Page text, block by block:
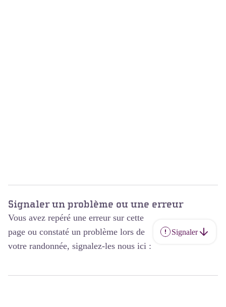
Signaler un problème ou une erreur
Vous avez repéré une erreur sur cette
page ou constaté un problème lors de
votre randonnée, signalez-les nous ici :
Signaler